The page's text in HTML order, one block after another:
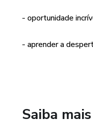
- oportunidade
- aprender a
Saiba